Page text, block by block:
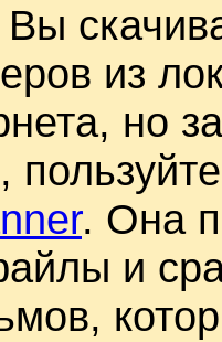
Вы
из
но
. Она
и